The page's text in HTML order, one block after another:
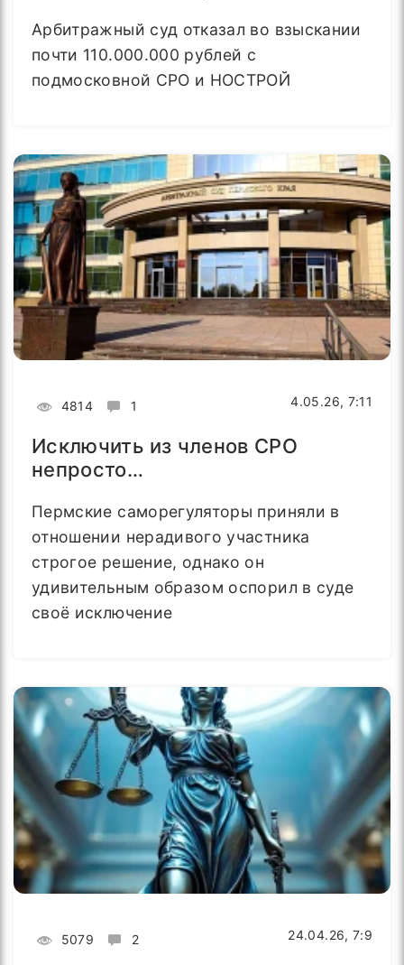
Арбитражный суд отказал во взыскании
почти 110.000.000 рублей с
подмосковной СРО и НОСТРОЙ
4814 1 4.05.26, 7:11
Исключить из членов СРО
непросто…
Пермские саморегуляторы приняли в
отношении нерадивого участника
строгое решение, однако он
удивительным образом оспорил в суде
своё исключение
5079 2 24.04.26, 7:9